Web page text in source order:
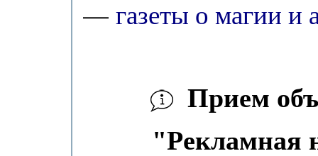
— газеты о магии и
Прием
"Рекламная